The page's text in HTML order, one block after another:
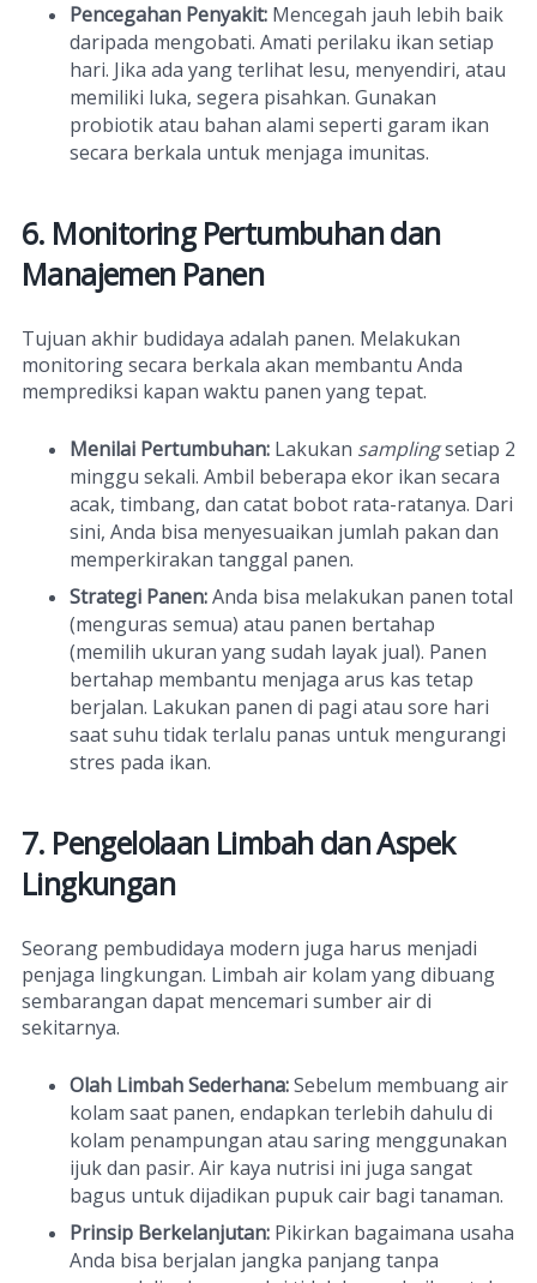
Pencegahan Penyakit: Mencegah jauh lebih baik
daripada mengobati. Amati perilaku ikan setiap
hari. Jika ada yang terlihat lesu, menyendiri, atau
memiliki luka, segera pisahkan. Gunakan
probiotik atau bahan alami seperti garam ikan
secara berkala untuk menjaga imunitas.
6. Monitoring Pertumbuhan dan
Manajemen Panen
Tujuan akhir budidaya adalah panen. Melakukan
monitoring secara berkala akan membantu Anda
memprediksi kapan waktu panen yang tepat.
Menilai Pertumbuhan: Lakukan samplingsetiap 2
minggu sekali. Ambil beberapa ekor ikan secara
acak, timbang, dan catat bobot rata-ratanya. Dari
sini, Anda bisa menyesuaikan jumlah pakan dan
memperkirakan tanggal panen.
Strategi Panen:Anda bisa melakukan panen total
(menguras semua) atau panen bertahap
(memilih ukuran yang sudah layak jual). Panen
bertahap membantu menjaga arus kas tetap
berjalan. Lakukan panen di pagi atau sore hari
saat suhu tidak terlalu panas untuk mengurangi
stres pada ikan.
7. Pengelolaan Limbah dan Aspek
Lingkungan
Seorang pembudidaya modern juga harus menjadi
penjaga lingkungan. Limbah air kolam yang dibuang
sembarangan dapat mencemari sumber air di
sekitarnya.
Olah Limbah Sederhana:Sebelum membuang air
kolam saat panen, endapkan terlebih dahulu di
kolam penampungan atau saring menggunakan
ijuk dan pasir. Air kaya nutrisi ini juga sangat
bagus untuk dijadikan pupuk cair bagi tanaman.
Prinsip Berkelanjutan: Pikirkan bagaimana usaha
Anda bisa berjalan jangka panjang tanpa